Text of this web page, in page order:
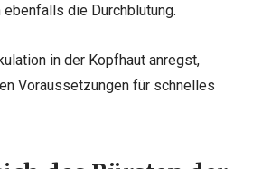
die Durchblutung.
in der Kopfhaut anregst,
Voraussetzungen für schnelles